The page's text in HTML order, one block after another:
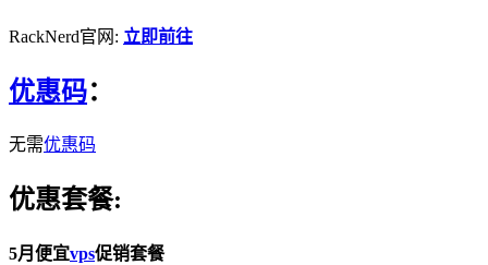
RackNerd官网: 立即前往
优惠码：
无需优惠码
优惠套餐:
5月便宜vps促销套餐